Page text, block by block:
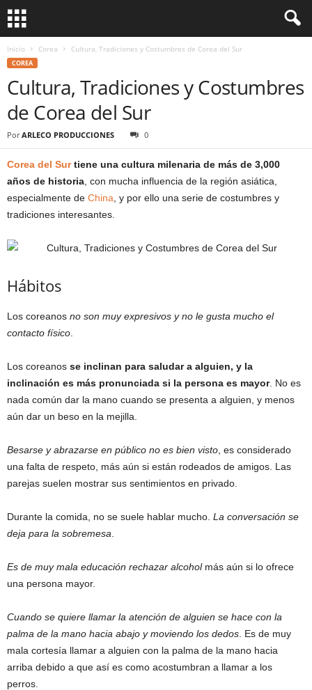
Inicio Corea Cultura, Tradiciones y Costumbres de Corea del Sur
COREA
Cultura, Tradiciones y Costumbres
de Corea del Sur
Por ARLECO PRODUCCIONES 0
Corea del Surtiene una cultura milenaria de más de 3,000
años de historia , con mucha influencia de la región asiática,
especialmente de China , y por ello una serie de costumbres y
tradiciones interesantes.
Hábitos
Los coreanos no son muy expresivos y no le gusta mucho el
contacto físico
Los coreanos se inclinan para saludar a alguien, y la
inclinación es más pronunciada si la persona es mayor. No es
nada común dar la mano cuando se presenta a alguien, y menos
aún dar un beso en la mejilla.
Besarse y abrazarse en público no es bien visto , es considerado
una falta de respeto, más aún si están rodeados de amigos. Las
parejas suelen mostrar sus sentimientos en privado.
Durante la comida, no se suele hablar mucho. La conversación se
deja para la sobremesa
Es de muy mala educación rechazar alcoholmás aún si lo ofrece
una persona mayor.
Cuando se quiere llamar la atención de alguien se hace con la
palma de la mano hacia abajo y moviendo los dedos . Es de muy
mala cortesía llamar a alguien con la palma de la mano hacia
arriba debido a que así es como acostumbran a llamar a los
perros.